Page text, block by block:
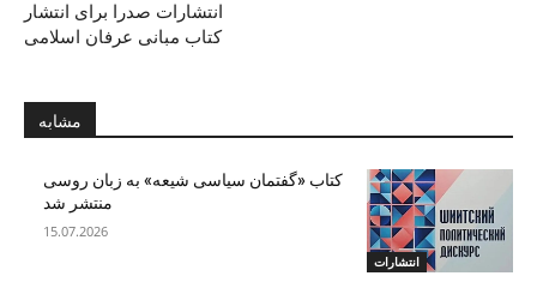
انتشارات صدرا برای انتشار
کتاب مبانی عرفان اسلامی
مشابه
انتشارات
کتاب «گفتمان سیاسی شیعه» به زبان روسی
منتشر شد
15.07.2026